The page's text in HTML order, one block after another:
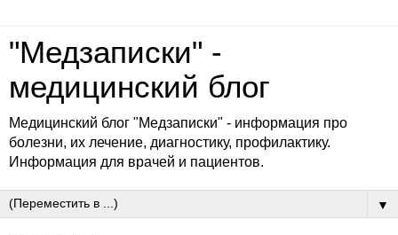
"Медзаписки" -
медицинский блог
Медицинский блог "Медзаписки" - информация про
болезни, их лечение, диагностику, профилактику.
Информация для врачей и пациентов.
▼